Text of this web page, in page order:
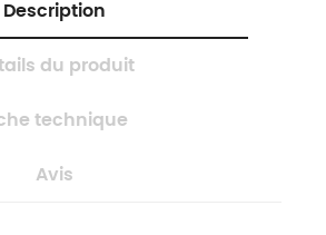
Description
du produit
technique
Avis